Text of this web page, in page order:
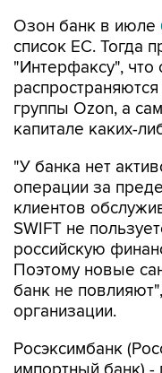
Озон банк в июле
список ЕС. Тогда
"Интерфаксу", что
группы Ozon, а
капитале каких-
"У банка нет
операции за
клиентов
SWIFT не
российскую
Поэтому новые
банк не
организации.
Росэксимбанк